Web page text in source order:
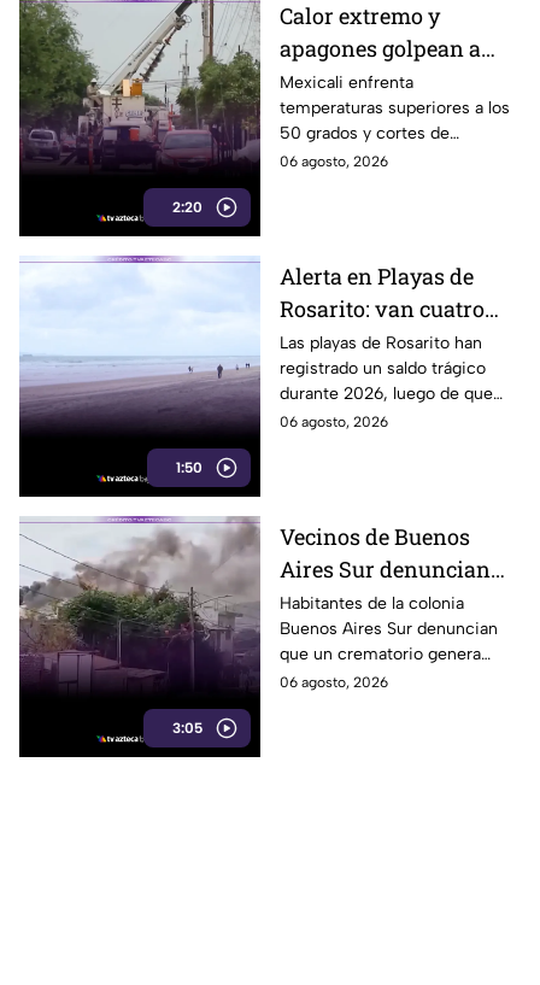
2:20
Calor extremo y
apagones golpean a
Mexicali; cachanillas
enfrentan riesgos por
falta de electricidad
Mexicali enfrenta
temperaturas superiores a los
50 grados y cortes de
electricidad que generan
06 agosto, 2026
1:50
Alerta en Playas de
Rosarito: van cuatro
ahogados en playas en
lo que va del año
Las playas de Rosarito han
registrado un saldo trágico
durante 2026, luego de que
cuatro personas perdieran la
06 agosto, 2026
3:05
Vecinos de Buenos
Aires Sur denuncian
humo y fuertes olores
de crematorio que
entran a sus casas
Habitantes de la colonia
Buenos Aires Sur denuncian
que un crematorio genera
humo y fuertes olores que
06 agosto, 2026